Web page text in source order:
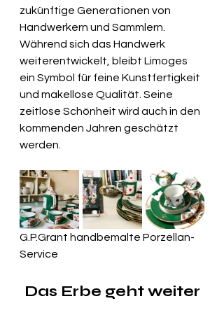
zukünftige Generationen von
Handwerkern und Sammlern.
Während sich das Handwerk
weiterentwickelt, bleibt Limoges
ein Symbol für feine Kunstfertigkeit
und makellose Qualität. Seine
zeitlose Schönheit wird auch in den
kommenden Jahren geschätzt
werden.
G.P.Grant handbemalte Porzellan-
Service
Das Erbe geht weiter